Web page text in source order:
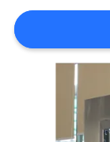
SITEMAP